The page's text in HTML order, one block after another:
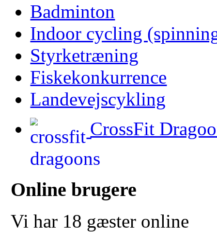
Badminton
Indoor cycling
Styrketræning
Fiskekonkurrence
Landevejscykling
CrossFit
Online brugere
Vi har 18 gæster online